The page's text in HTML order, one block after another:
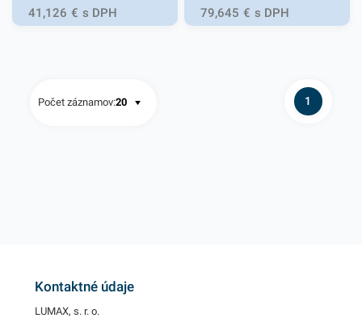
potravinových výrobkov.
Svoje praktické využitie
HDPE zložením a ľahkou
obsahuje 1000ks
mäsiarenských prírezov. V
41,126 € s DPH
potravinových výrobkov.
Svoje praktické využitie
domácnosti. Svojím pevným
HDPE zložením a ľahkou
79,645 € s DPH
Počet záznamov: 1
Kontaktné údaje
LUMAX, s. r. o.